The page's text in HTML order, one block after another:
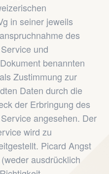
in seiner jeweils
des
und
benannten
Zustimmung zur
Daten durch die
der Erbringung des
angesehen. Der
wird zu
Picard Angst
ausdrücklich